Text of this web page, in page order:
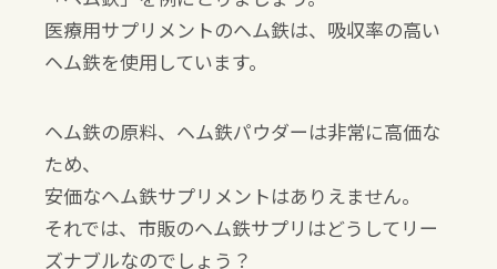
医療用サプリメントのヘム鉄は、吸収率の高い
ヘム鉄を使用しています。
ヘム鉄の原料、ヘム鉄パウダーは非常に高価な
ため、
安価なヘム鉄サプリメントはありえません。
それでは、市販のヘム鉄サプリはどうしてリー
ズナブルなのでしょう？